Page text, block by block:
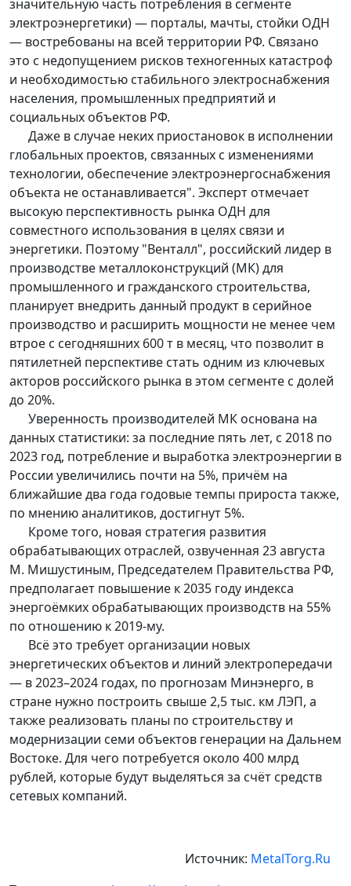
значительную часть потребления в сегменте
электроэнергетики) — порталы, мачты, стойки ОДН
— востребованы на всей территории РФ. Связано
это с недопущением рисков техногенных катастроф
и необходимостью стабильного электроснабжения
населения, промышленных предприятий и
социальных объектов РФ.
Даже в случае неких приостановок в исполнении
глобальных проектов, связанных с изменениями
технологии, обеспечение электроэнергоснабжения
объекта не останавливается". Эксперт отмечает
высокую перспективность рынка ОДН для
совместного использования в целях связи и
энергетики. Поэтому "Венталл", российский лидер в
производстве металлоконструкций (МК) для
промышленного и гражданского строительства,
планирует внедрить данный продукт в серийное
производство и расширить мощности не менее чем
втрое с сегодняшних 600 т в месяц, что позволит в
пятилетней перспективе стать одним из ключевых
акторов российского рынка в этом сегменте с долей
до 20%.
Уверенность производителей МК основана на
данных статистики: за последние пять лет, с 2018 по
2023 год, потребление и выработка электроэнергии в
России увеличились почти на 5%, причём на
ближайшие два года годовые темпы прироста также,
по мнению аналитиков, достигнут 5%.
Кроме того, новая стратегия развития
обрабатывающих отраслей, озвученная 23 августа
М. Мишустиным, Председателем Правительства РФ,
предполагает повышение к 2035 году индекса
энергоёмких обрабатывающих производств на 55%
по отношению к 2019-му.
Всё это требует организации новых
энергетических объектов и линий электропередачи
— в 2023–2024 годах, по прогнозам Минэнерго, в
стране нужно построить свыше 2,5 тыс. км ЛЭП, а
также реализовать планы по строительству и
модернизации семи объектов генерации на Дальнем
Востоке. Для чего потребуется около 400 млрд
рублей, которые будут выделяться за счёт средств
сетевых компаний.
Источник: MetalTorg.Ru